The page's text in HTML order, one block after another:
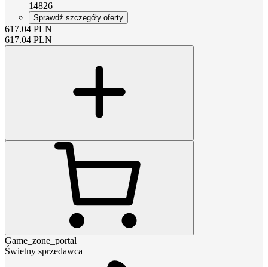
14826
Sprawdź szczegóły oferty
617.04 PLN
617.04 PLN
Game_zone_portal
Świetny sprzedawca